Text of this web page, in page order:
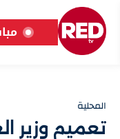
المحلية
تعميم وزير